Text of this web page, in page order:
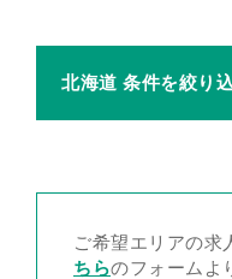
北海道 条件を絞り
ご希望エリアの求
ちらのフォームよ